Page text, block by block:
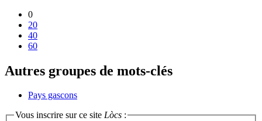
0
20
40
60
Autres groupes de mots-clés
Pays gascons
Vous inscrire sur ce site Lòcs :